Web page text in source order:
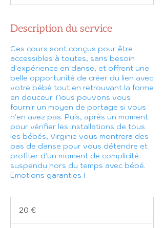
Description du service
Ces cours sont conçus pour être
accessibles à toutes, sans besoin
d'expérience en danse, et offrent une
belle opportunité de créer du lien avec
votre bébé tout en retrouvant la forme
en douceur. Nous pouvons vous
fournir un moyen de portage si vous
n'en avez pas. Puis, après un moment
pour vérifier les installations de tous
les bébés, Virginie vous montrera des
pas de danse pour vous détendre et
profiter d'un moment de complicité
suspendu hors du temps avec bébé.
Emotions garanties !
20 €